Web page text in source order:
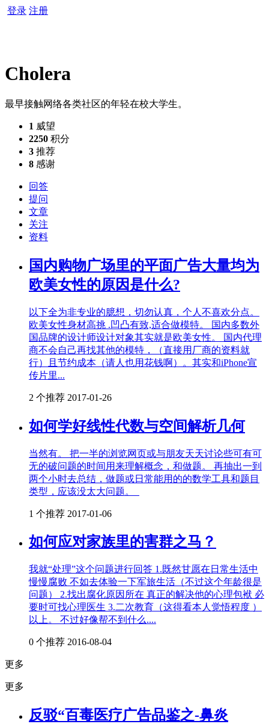
登录 注册
Cholera
最早接触网络各类社区的年轻在校大学生。
1 威望
2250 积分
3 推荐
8 感谢
回答
提问
文章
关注
资料
国内购物广场里的平面广告大量均为
欧美女性的原因是什么?
以下全为非专业的臆想，切勿认真，个人不喜欢分点。
欧美女性身材高挑 .凹凸有致,适合做模特。 国内多数外
国品牌的设计师设计对象其实就是欧美女性。 国内代理
商不会自己再找其他的模特，（直接用厂商的资料就
行）且节约成本（请人也用花钱啊）。其实和iPhone宣
传片里...
2 个推荐 2017-01-26
如何学好线性代数与空间解析几何
当然有。 把一半的浏览网页或与朋友天天讨论些可有可
无的破问题的时间用来理解概念，和做题。 再抽出一到
两个小时去总结，做题或日常能用的的数学工具和题目
类型，应该没太大问题。
1 个推荐 2017-01-06
如何应对家族里的害群之马？
我就“处理”这个问题进行回答 1.既然甘愿在日常生活中
慢慢腐败 不如去体验一下军旅生活（不过这个年龄很是
问题） 2.找出腐化原因所在 真正的解决他的心理包袱 必
要时可找心理医生 3.二次教育（这得看本人觉悟程度 ）
以上。 不过好像帮不到什么....
0 个推荐 2016-08-04
更多
更多
反驳“百毒医疗广告品鉴之-鼻炎